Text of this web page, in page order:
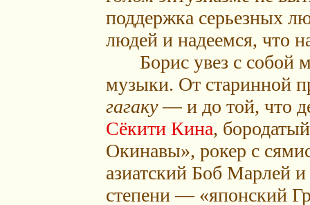
поддержка серьезных
людей и надеемся, что
Борис увез с собой
музыки. От старинной
гагаку— и до той, что
Сёкити Кина,
Окинавы», рокер с
азиатский Боб Марлей и
степени — «японский